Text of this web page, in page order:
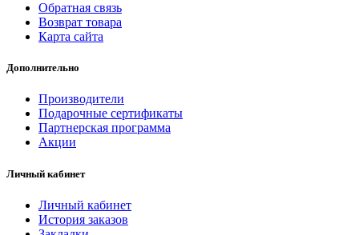
Обратная связь
Возврат товара
Карта сайта
Дополнительно
Производители
Подарочные сертификаты
Партнерская программа
Акции
Личный кабинет
Личный кабинет
История заказов